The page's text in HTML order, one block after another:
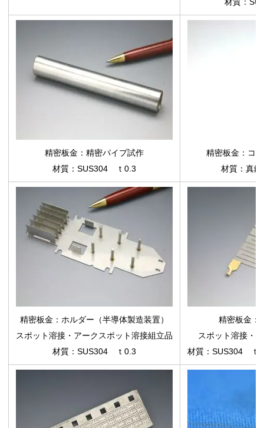
材質：
精密板金：精密パイプ試作
材質：SUS304 ｔ0.3
精密板金：コ
材質：真
精密板金：ホルダー（半導体製造装置）
スポット溶接・アークスポット溶接組立品
材質：SUS304 ｔ0.3
精密板金：
スポット溶接・
材質：SUS304 ｔ